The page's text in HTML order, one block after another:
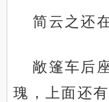
简云之还
敞篷车后
瑰，上面还